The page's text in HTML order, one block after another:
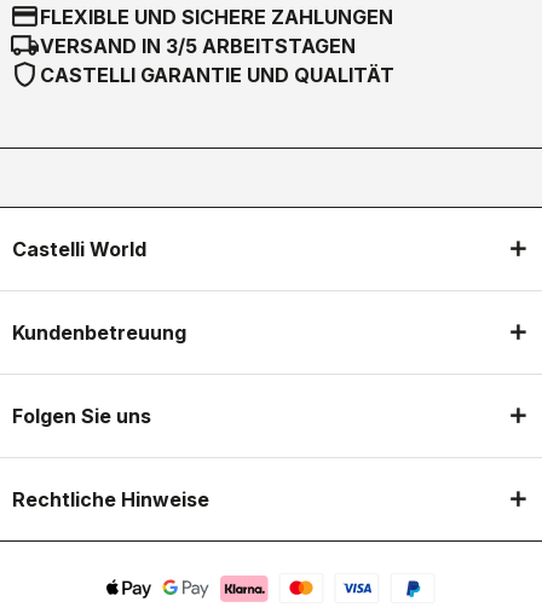
credit_cardFLEXIBLE UND SICHERE ZAHLUNGEN
local_shippingVERSAND IN 3/5 ARBEITSTAGEN
shield CASTELLI GARANTIE UND QUALITÄT
Castelli World
Kundenbetreuung
Folgen Sie uns
Rechtliche Hinweise